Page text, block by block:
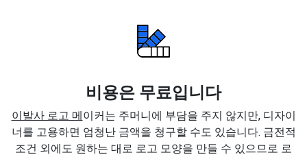
비용은 무료입니다
이발사 로고 메이커는 주머니에 부담을 주지 않지만, 디자이
너를 고용하면 엄청난 금액을 청구할 수도 있습니다. 금전적
조건 외에도 원하는 대로 로고 모양을 만들 수 있으므로 로